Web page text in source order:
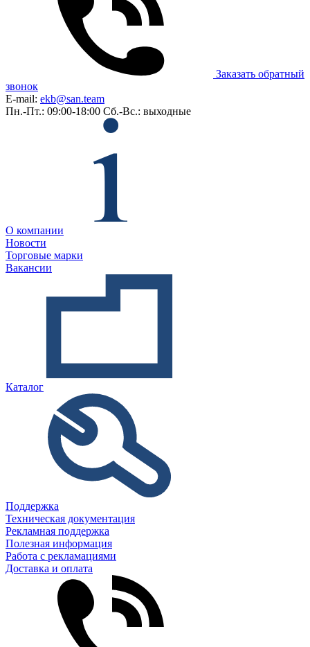
Заказать обратный
звонок
E-mail: ekb@san.team
Пн.-Пт.: 09:00-18:00 Сб.-Вс.: выходные
О компании
Новости
Торговые марки
Вакансии
Каталог
Поддержка
Техническая документация
Рекламная поддержка
Полезная информация
Работа с рекламациями
Доставка и оплата